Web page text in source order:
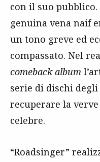
con il suo pubblico.
genuina vena naif
un tono greve ed
compassato. Nel
comeback album
serie di dischi
recuperare la
celebre.
“Roadsinger”